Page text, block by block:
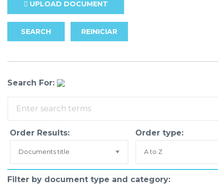
UPLOAD DOCUMENT
SEARCH REINICIAR
Search For:
Order Results: Order type:
Filter by document type and category: